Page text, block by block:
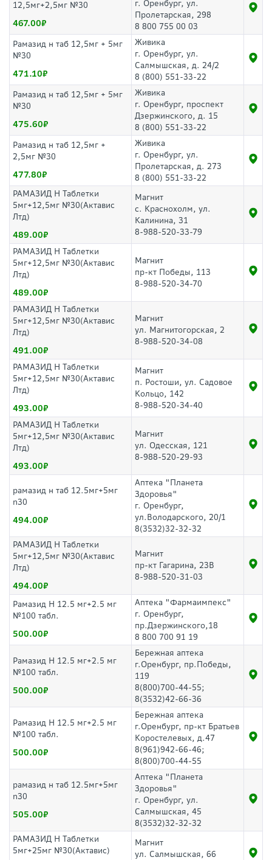
12,5мг+2,5мг №30
467.00
г. Оренбург, ул.
Пролетарская, 298
8 800 755 00 03
Рамазид н таб 12,5мг + 5мг
№30
471.10
Живика
г. Оренбург, ул.
Салмышская, д. 24/2
8 (800) 551-33-22
Рамазид н таб 12,5мг + 5мг
№30
475.60
Живика
г. Оренбург, проспект
Дзержинского, д. 15
8 (800) 551-33-22
Рамазид н таб 12,5мг +
2,5мг №30
477.80
Живика
г. Оренбург, ул.
Пролетарская, д. 273
8 (800) 551-33-22
РАМАЗИД H Таблетки
5мг+12,5мг №30(Актавис
Лтд)
489.00
Магнит
с. Краснохолм, ул.
Калинина, 31
8-988-520-33-79
РАМАЗИД H Таблетки
5мг+12,5мг №30(Актавис
Лтд)
489.00
Магнит
пр-кт Победы, 113
8-988-520-34-70
РАМАЗИД H Таблетки
5мг+12,5мг №30(Актавис
Лтд)
491.00
Магнит
ул. Магнитогорская, 2
8-988-520-34-08
РАМАЗИД H Таблетки
5мг+12,5мг №30(Актавис
Лтд)
493.00
Магнит
п. Ростоши, ул. Садовое
Кольцо, 142
8-988-520-34-40
РАМАЗИД H Таблетки
5мг+12,5мг №30(Актавис
Лтд)
493.00
Магнит
ул. Одесская, 121
8-988-520-29-93
рамазид н таб 12.5мг+5мг
n30
494.00
Аптека "Планета
Здоровья"
г. Оренбург,
ул.Володарского, 20/1
8(3532)32-32-32
РАМАЗИД H Таблетки
5мг+12,5мг №30(Актавис
Лтд)
494.00
Магнит
пр-кт Гагарина, 23В
8-988-520-31-03
Рамазид Н 12.5 мг+2.5 мг
№100 табл.
500.00
Аптека "Фармаимпекс"
г. Оренбург,
пр.Дзержинского,18
8 800 700 91 19
Рамазид Н 12.5 мг+2.5 мг
№100 табл.
500.00
Бережная аптека
г.Оренбург, пр.Победы,
119
8(800)700-44-55;
8(3532)42-66-36
Рамазид Н 12.5 мг+2.5 мг
№100 табл.
500.00
Бережная аптека
г.Оренбург, пр-кт Братьев
Коростелевых, д.47
8(961)942-66-46;
8(800)700-44-55
рамазид н таб 12.5мг+5мг
n30
505.00
Аптека "Планета
Здоровья"
г. Оренбург, ул.
Салмышская, 45
8(3532)32-32-32
РАМАЗИД Н Таблетки
5мг+25мг №30(Актавис)
Магнит
ул. Салмышская, 66